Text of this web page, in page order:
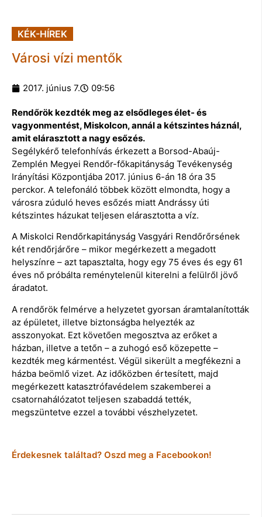
KÉK-HÍREK
Városi vízi mentők
2017. június 7. 09:56
Rendőrök kezdték meg az elsődleges élet- és
vagyonmentést, Miskolcon, annál a kétszintes háznál,
amit elárasztott a nagy esőzés.
Segélykérő telefonhívás érkezett a Borsod-Abaúj-
Zemplén Megyei Rendőr-főkapitányság Tevékenység
Irányítási Központjába 2017. június 6-án 18 óra 35
perckor. A telefonáló többek között elmondta, hogy a
városra zúduló heves esőzés miatt Andrássy úti
kétszintes házukat teljesen elárasztotta a víz.
A Miskolci Rendőrkapitányság Vasgyári Rendőrőrsének
két rendőrjárőre – mikor megérkezett a megadott
helyszínre – azt tapasztalta, hogy egy 75 éves és egy 61
éves nő próbálta reménytelenül kiterelni a felülről jövő
áradatot.
A rendőrök felmérve a helyzetet gyorsan áramtalanították
az épületet, illetve biztonságba helyezték az
asszonyokat. Ezt követően megosztva az erőket a
házban, illetve a tetőn – a zuhogó eső közepette –
kezdték meg kármentést. Végül sikerült a megfékezni a
házba beömlő vizet. Az időközben értesített, majd
megérkezett katasztrófavédelem szakemberei a
csatornahálózatot teljesen szabaddá tették,
megszüntetve ezzel a további vészhelyzetet.
Érdekesnek találtad? Oszd meg a Facebookon!